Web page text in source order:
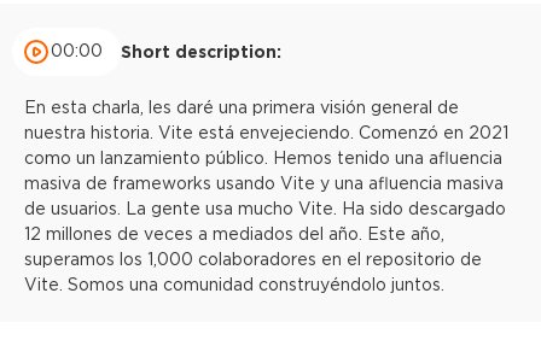
00:00 Short description:
En esta charla, les daré una primera visión general de
nuestra historia. Vite está envejeciendo. Comenzó en 2021
como un lanzamiento público. Hemos tenido una afluencia
masiva de frameworks usando Vite y una afluencia masiva
de usuarios. La gente usa mucho Vite. Ha sido descargado
12 millones de veces a mediados del año. Este año,
superamos los 1,000 colaboradores en el repositorio de
Vite. Somos una comunidad construyéndolo juntos.